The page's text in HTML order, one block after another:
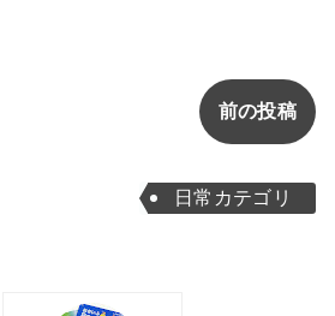
前の投稿
日常カテゴリ